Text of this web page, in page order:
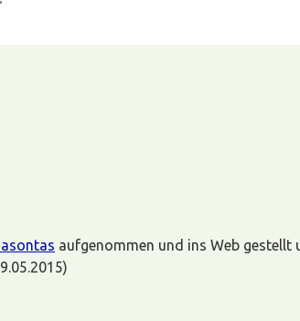
aufgenommen und ins Web gestellt